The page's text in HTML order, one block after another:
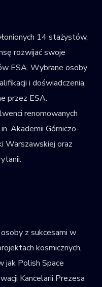
14 stażystów,
rozwijać swoje
ESA. Wybrane osoby
i doświadczenia,
przez ESA.
renomowanych
Akademii Górniczo-
Warszawskiej oraz
z sukcesami w
kosmicznych,
jak Polish Space
Kancelarii Prezesa